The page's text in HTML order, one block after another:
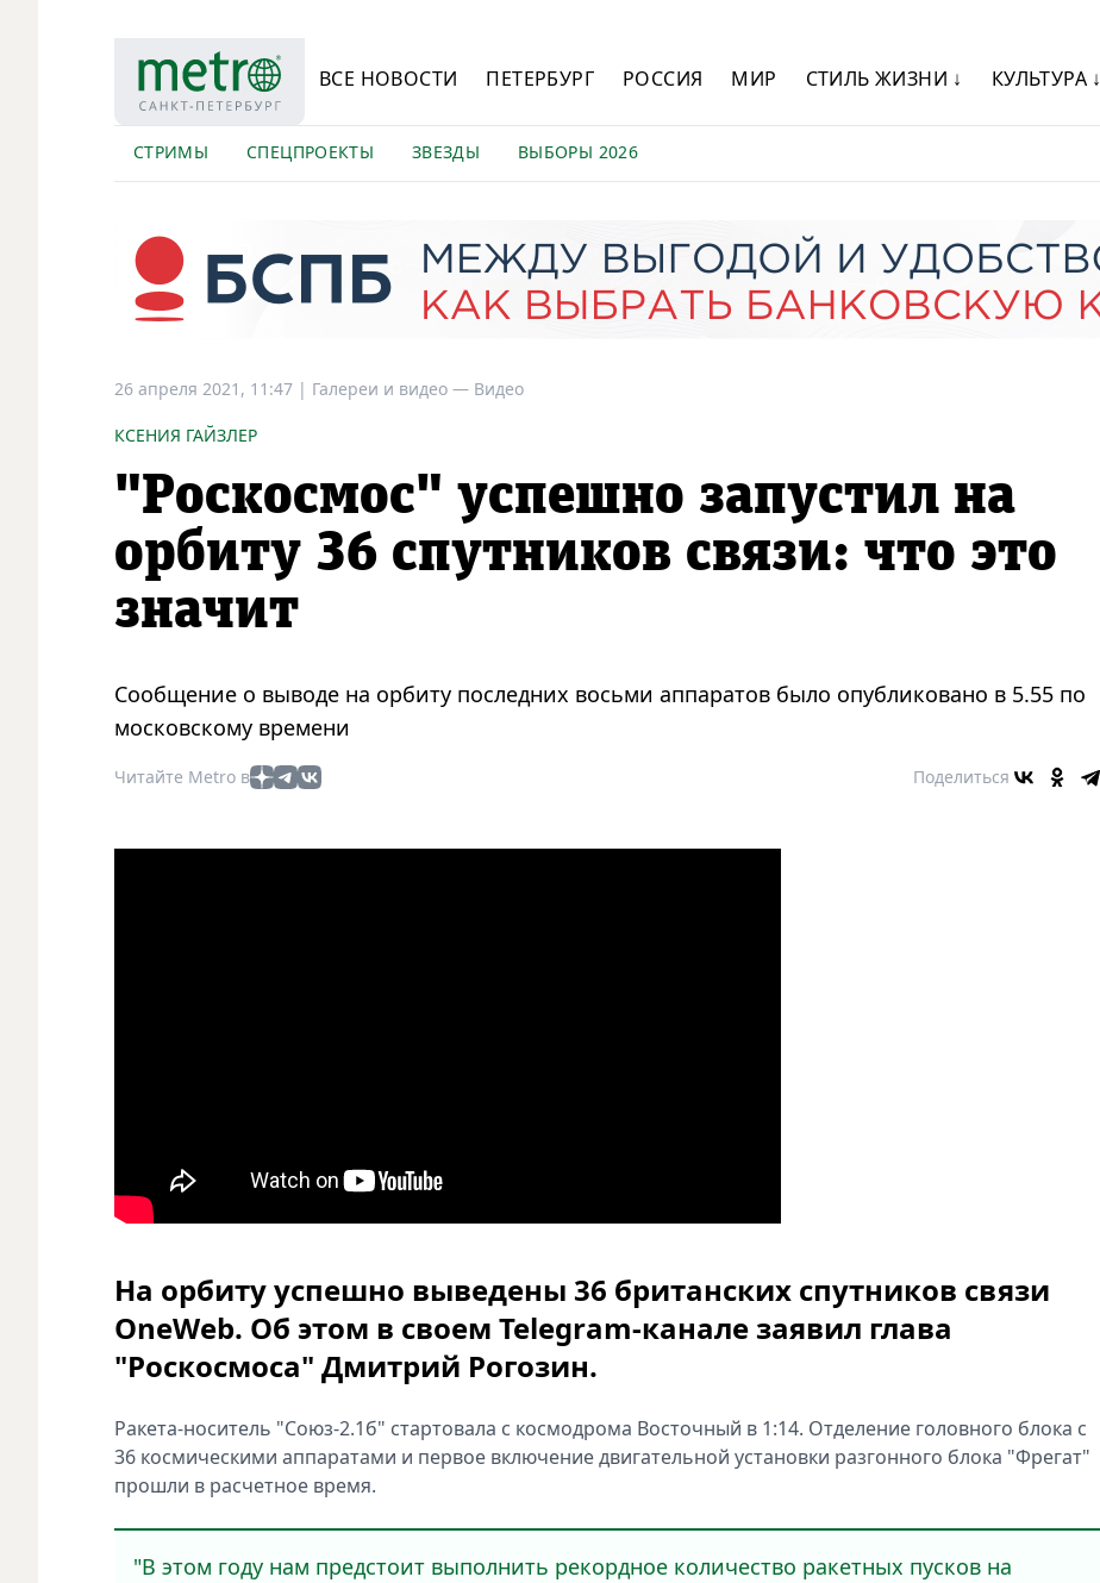
ВСЕ НОВОСТИ ПЕТЕРБУРГ РОССИЯ МИР СТИЛЬ ЖИЗНИ ↓ КУЛЬТУРА ↓
СТРИМЫ СПЕЦПРОЕКТЫ ЗВЕЗДЫ ВЫБОРЫ 2026
26 апреля 2021, 11:47 | Галереи и видео — Видео
КСЕНИЯ ГАЙЗЛЕР
"Роскосмос" успешно запустил на
орбиту 36 спутников связи: что это
значит
Сообщение о выводе на орбиту последних восьми аппаратов было опубликовано в 5.55 по
московскому времени
Читайте Metro в Поделиться
На орбиту успешно выведены 36 британских спутников связи
OneWeb. Об этом в своем Telegram-канале заявил глава
"Роскосмоса" Дмитрий Рогозин.
Ракета-носитель "Союз-2.1б" стартовала с космодрома Восточный в 1:14. Отделение головного блока с
36 космическими аппаратами и первое включение двигательной установки разгонного блока "Фрегат"
прошли в расчетное время.
"В этом году нам предстоит выполнить рекордное количество ракетных пусков на